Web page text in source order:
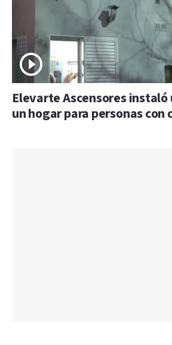
Elevarte Ascensores
un hogar para personas